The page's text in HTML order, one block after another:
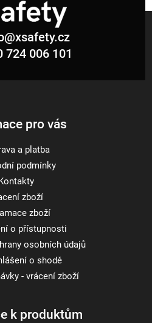
@xsafety.cz
724 006 101
pro vás
a platba
podmínky
Kontakty
zboží
zboží
o přístupnosti
osobních údajů
o shodě
- vrácení zboží
k produktům